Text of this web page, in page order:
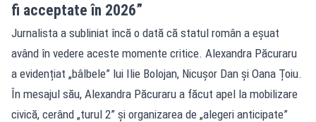
fi acceptate în 2026”
Jurnalista a subliniat încă o dată că statul român a eșuat
având în vedere aceste momente critice. Alexandra Păcuraru
a evidențiat „bâlbele” lui Ilie Bolojan, Nicușor Dan și Oana Țoiu.
În mesajul său, Alexandra Păcuraru a făcut apel la mobilizare
civică, cerând „turul 2” și organizarea de „alegeri anticipate”